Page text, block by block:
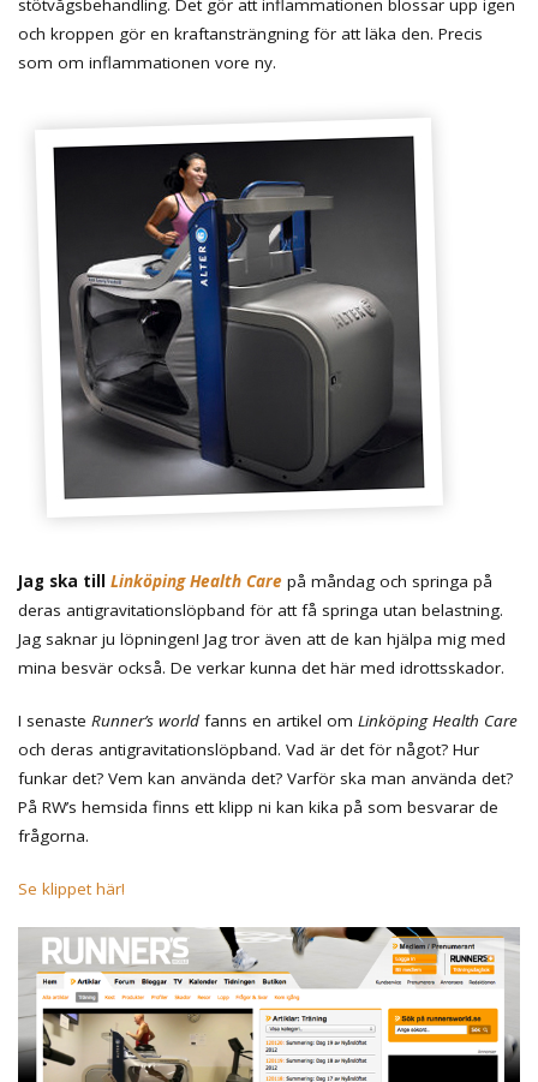
stötvågsbehandling. Det gör att inflammationen blossar upp igen
och kroppen gör en kraftansträngning för att läka den. Precis
som om inflammationen vore ny.
Jag ska till Linköping Health Care på måndag och springa på
deras antigravitationslöpband för att få springa utan belastning.
Jag saknar ju löpningen! Jag tror även att de kan hjälpa mig med
mina besvär också. De verkar kunna det här med idrottsskador.
I senaste Runner’s world fanns en artikel om Linköping Health Care
och deras antigravitationslöpband. Vad är det för något? Hur
funkar det? Vem kan använda det? Varför ska man använda det?
På RW’s hemsida finns ett klipp ni kan kika på som besvarar de
frågorna.
Se klippet här!